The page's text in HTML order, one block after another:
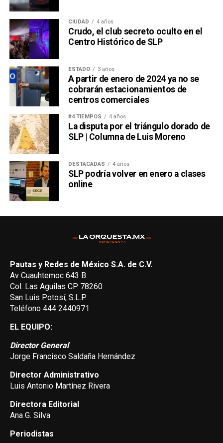
CIUDAD 4 años
Crudo, el club secreto oculto en el
Centro Histórico de SLP
ESTADO 3 años
A partir de enero de 2024 ya no se
cobrarán estacionamientos de
centros comerciales
#4 TIEMPOS 4 años
La disputa por el triángulo dorado de
SLP | Columna de Luis Moreno
DESTACADAS 4 años
SLP podría volver en enero a clases
online
Pautas y Redes de México S.A. de C.V.
Av Cuauhtemoc 643 B
Col. Las Aguilas CP 78260
San Luis Potosí, S.L.P.
Teléfono 444 2440971
EL EQUIPO:
Director General
Jorge Francisco Saldaña Hernández
Director Administrativo
Luis Antonio Martínez Rivera
Directora Editorial
Ana G. Silva
Periodistas